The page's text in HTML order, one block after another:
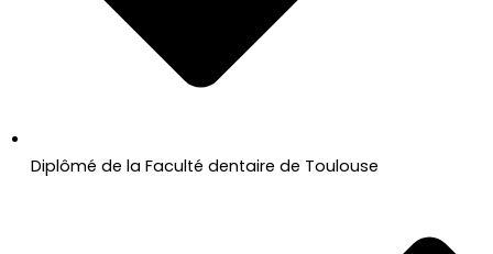
Diplômé de la Faculté dentaire de Toulouse